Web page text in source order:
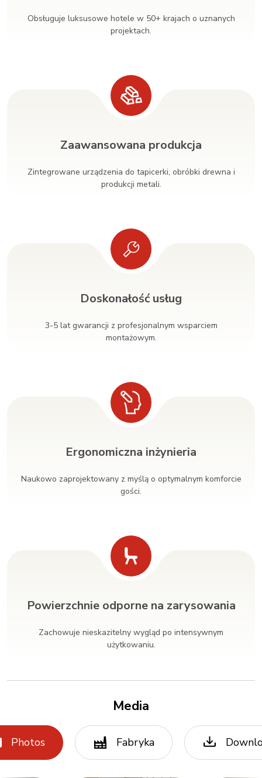
Obsługuje luksusowe hotele w 50+ krajach o uznanych
projektach.
Zaawansowana produkcja
Zintegrowane urządzenia do tapicerki, obróbki drewna i
produkcji metali.
Doskonałość usług
3-5 lat gwarancji z profesjonalnym wsparciem
montażowym.
Ergonomiczna inżynieria
Naukowo zaprojektowany z myślą o optymalnym komforcie
gości.
Powierzchnie odporne na zarysowania
Zachowuje nieskazitelny wygląd po intensywnym
użytkowaniu.
Media
Photos Fabryka